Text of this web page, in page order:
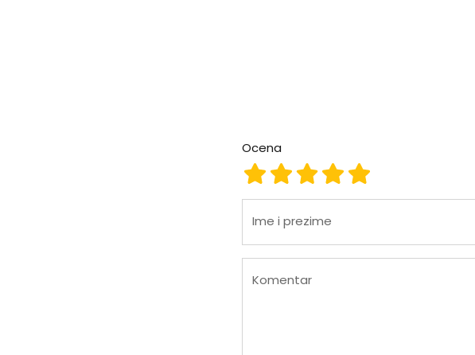
Ocena
Ocena 5
Ocena 4
Ocena 3
Ocena 2
Ocena 1
Ime i prezime
Komentar